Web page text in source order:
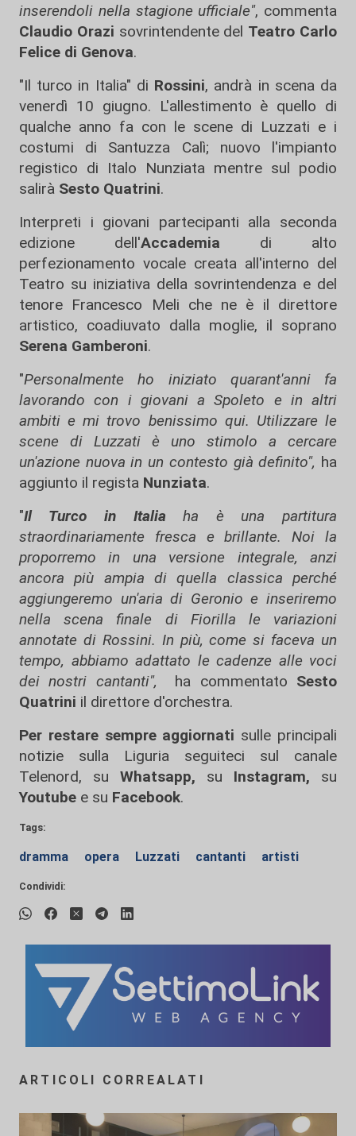
inserendoli nella stagione ufficiale", commenta
Claudio Orazi sovrintendente del Teatro Carlo
Felice di Genova.
"Il turco in Italia" di Rossini, andrà in scena da
venerdì 10 giugno. L'allestimento è quello di
qualche anno fa con le scene di Luzzati e i
costumi di Santuzza Calì; nuovo l'impianto
registico di Italo Nunziata mentre sul podio
salirà Sesto Quatrini.
Interpreti i giovani partecipanti alla seconda
edizione dell'Accademia di alto
perfezionamento vocale creata all'interno del
Teatro su iniziativa della sovrintendenza e del
tenore Francesco Meli che ne è il direttore
artistico, coadiuvato dalla moglie, il soprano
Serena Gamberoni.
"Personalmente ho iniziato quarant'anni fa
lavorando con i giovani a Spoleto e in altri
ambiti e mi trovo benissimo qui. Utilizzare le
scene di Luzzati è uno stimolo a cercare
un'azione nuova in un contesto già definito", ha
aggiunto il regista Nunziata.
"Il Turco in Italia ha è una partitura
straordinariamente fresca e brillante. Noi la
proporremo in una versione integrale, anzi
ancora più ampia di quella classica perché
aggiungeremo un'aria di Geronio e inseriremo
nella scena finale di Fiorilla le variazioni
annotate di Rossini. In più, come si faceva un
tempo, abbiamo adattato le cadenze alle voci
dei nostri cantanti",
ha commentato Sesto
Quatrini il direttore d'orchestra.
Per restare sempre aggiornati sulle principali
notizie sulla Liguria seguiteci sul canale
Telenord, su
Whatsapp, su Instagram, su
Youtube e su Facebook.
Tags:
dramma opera Luzzati cantanti artisti
Condividi:
ARTICOLI CORREALATI